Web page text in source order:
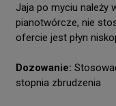
Jaja po myciu należy
pianotwórcze, nie
ofercie jest płyn
Dozowanie:
stopnia zbrudzenia